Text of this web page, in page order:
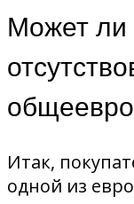
Может ли
Итак,
одной из